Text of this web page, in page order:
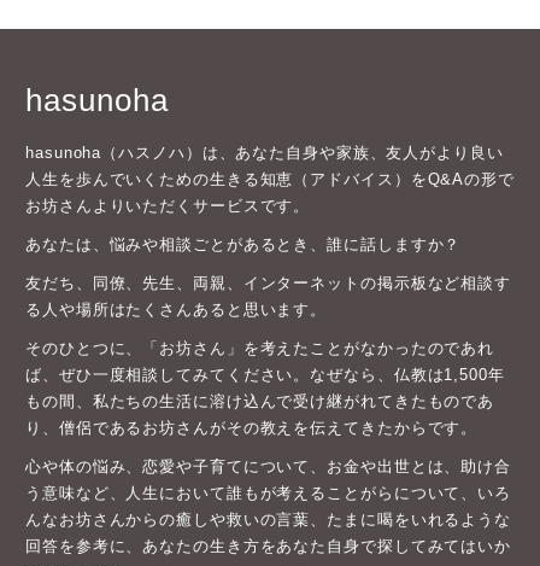
hasunoha
hasunoha（ハスノハ）は、あなた自身や家族、友人がより良い
人生を歩んでいくための生きる知恵（アドバイス）をQ&Aの形で
お坊さんよりいただくサービスです。
あなたは、悩みや相談ごとがあるとき、誰に話しますか？
友だち、同僚、先生、両親、インターネットの掲示板など相談す
る人や場所はたくさんあると思います。
そのひとつに、「お坊さん」を考えたことがなかったのであれ
ば、ぜひ一度相談してみてください。なぜなら、仏教は1,500年
もの間、私たちの生活に溶け込んで受け継がれてきたものであ
り、僧侶であるお坊さんがその教えを伝えてきたからです。
心や体の悩み、恋愛や子育てについて、お金や出世とは、助け合
う意味など、人生において誰もが考えることがらについて、いろ
んなお坊さんからの癒しや救いの言葉、たまに喝をいれるような
回答を参考に、あなたの生き方をあなた自身で探してみてはいか